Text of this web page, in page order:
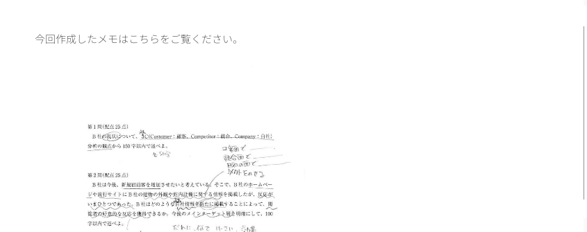
今回作成したメモはこちらをご覧ください。